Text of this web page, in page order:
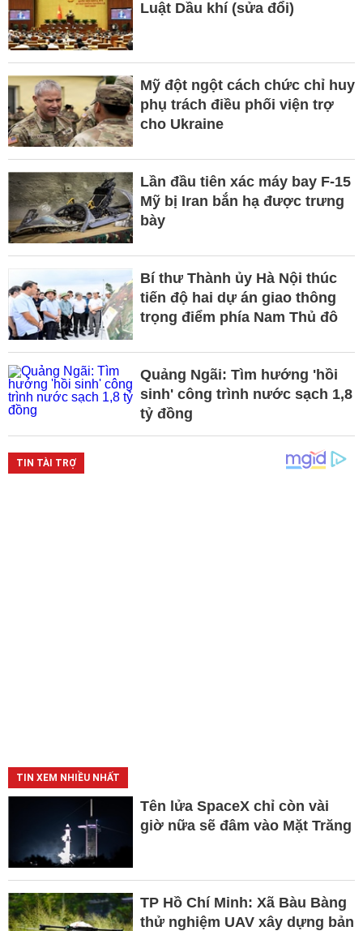
Luật Dầu khí (sửa đổi)
Mỹ đột ngột cách chức chỉ huy
phụ trách điều phối viện trợ
cho Ukraine
Lần đầu tiên xác máy bay F-15
Mỹ bị Iran bắn hạ được trưng
bày
Bí thư Thành ủy Hà Nội thúc
tiến độ hai dự án giao thông
trọng điểm phía Nam Thủ đô
Quảng Ngãi: Tìm hướng 'hồi
sinh' công trình nước sạch 1,8
tỷ đồng
TIN XEM NHIỀU NHẤT
Tên lửa SpaceX chỉ còn vài
giờ nữa sẽ đâm vào Mặt Trăng
TP Hồ Chí Minh: Xã Bàu Bàng
thử nghiệm UAV xây dựng bản